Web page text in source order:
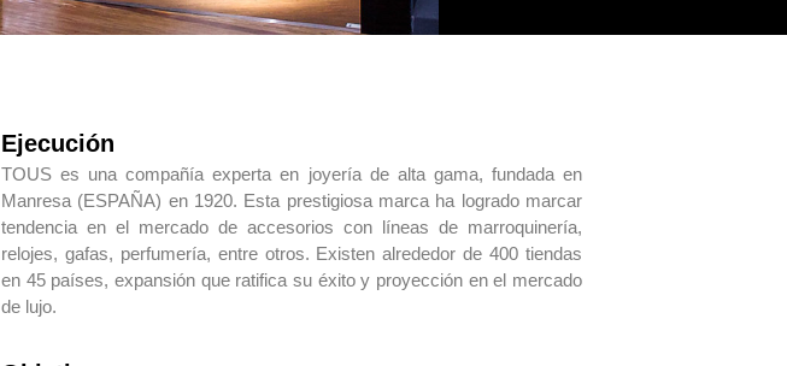
Ejecución
TOUS es una compañía experta en joyería de alta gama, fundada en
Manresa (ESPAÑA) en 1920. Esta prestigiosa marca ha logrado marcar
tendencia en el mercado de accesorios con líneas de marroquinería,
relojes, gafas, perfumería, entre otros. Existen alrededor de 400 tiendas
en 45 países, expansión que ratifica su éxito y proyección en el mercado
de lujo.